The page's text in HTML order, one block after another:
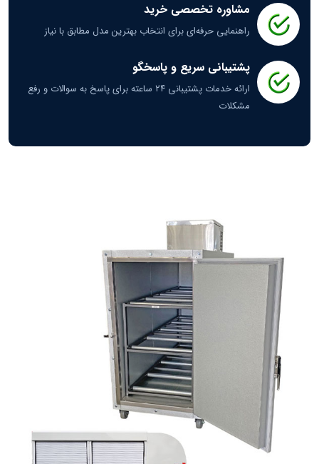
مشاوره تخصصی خرید
راهنمایی حرفه‌ای برای انتخاب بهترین مدل مطابق با نیاز
پشتیبانی سریع و پاسخگو
ارائه خدمات پشتیبانی ۲۴ ساعته برای پاسخ به سوالات و رفع
مشکلات